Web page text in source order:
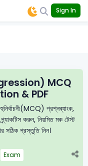
Sign In
MCQ
& PDF
প্রশ্নব্যাংক,
করুন, নিয়মিত মক টেস্ট
সঠিক প্রস্তুতি নিন।
Exam